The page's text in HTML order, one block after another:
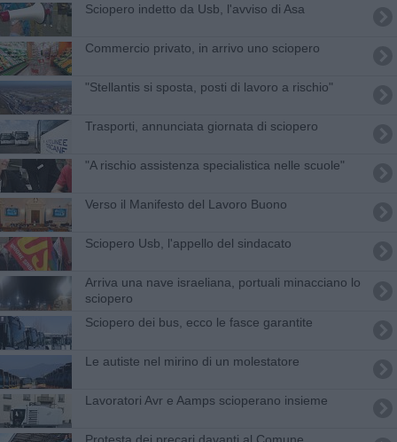
Sciopero indetto da Usb, l'avviso di Asa
Commercio privato, in arrivo uno sciopero
"Stellantis si sposta, posti di lavoro a rischio"
Trasporti, annunciata giornata di sciopero
"A rischio assistenza specialistica nelle scuole"
Verso il Manifesto del Lavoro Buono
Sciopero Usb, l'appello del sindacato
Arriva una nave israeliana, portuali minacciano lo
sciopero
Sciopero dei bus, ecco le fasce garantite
Le autiste nel mirino di un molestatore
Lavoratori Avr e Aamps scioperano insieme
Protesta dei precari davanti al Comune